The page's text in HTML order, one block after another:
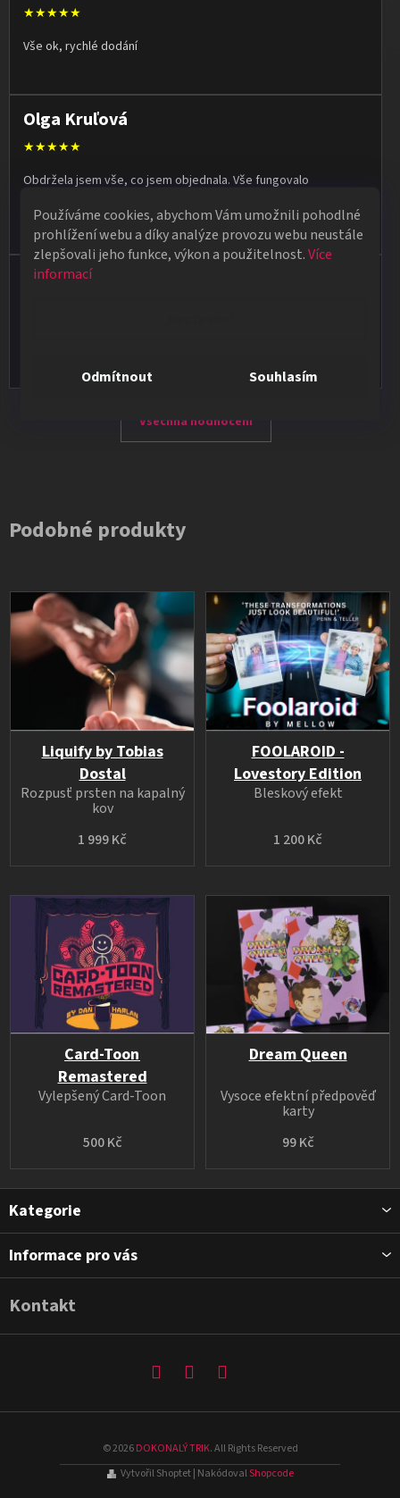
Používáme cookies, abychom Vám umožnili pohodlné
prohlížení webu a díky analýze provozu webu neustále
zlepšovali jeho funkce, výkon a použitelnost.Více
informací
Odmítnout Souhlasím
★★★★★
Vše ok, rychlé dodání
Olga Kruľová
★★★★★
Obdržela jsem vše, co jsem objednala. Vše fungovalo
na školní besídce. Objednávka dorazila po 4 dnech, takže
naprostá spokojenost.
Vladimír Jirsák
Všechna hodnocení
Podobné produkty
Liquify by Tobias
Dostal
1 999 Kč
Rozpusť prsten na kapalný
kov
FOOLAROID -
Lovestory Edition
1 200 Kč
Bleskový efekt
Card-Toon
Remastered
500 Kč
Vylepšený Card-Toon
Dream Queen
99 Kč
Vysoce efektní předpověď
karty
Z
p
Kategorie
Informace pro vás
Kontakt
©2026 DOKONALÝ TRIK. All Rights Reserved
Vytvořil Shoptet| NakódovalShopcode